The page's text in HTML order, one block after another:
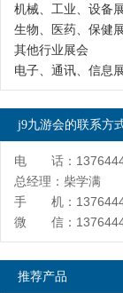
机械、工业、设备
生物、医药、保健
其他行业展会
电子、通讯、信息
j9九游会的联系方
电 话：
总经理：柴学满
手 机：
微 信：
推荐产品